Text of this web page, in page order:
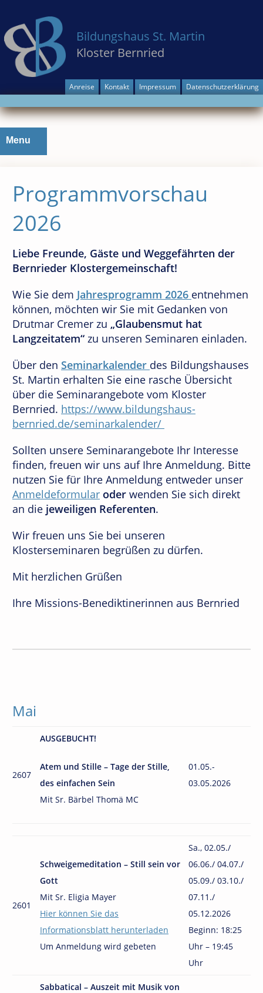
Bildungshaus St. Martin
Kloster Bernried
Anreise Kontakt Impressum Datenschutzerklärung
Menu
Programmvorschau
2026
Liebe Freunde, Gäste und Weggefährten der
Bernrieder Klostergemeinschaft!
Wie Sie dem Jahresprogramm 2026 entnehmen
können, möchten wir Sie mit Gedanken von
Drutmar Cremer zu „Glaubensmut hat
Langzeitatem“ zu unseren Seminaren einladen.
Über den Seminarkalender des Bildungshauses
St. Martin erhalten Sie eine rasche Übersicht
über die Seminarangebote vom Kloster
Bernried. https://www.bildungshaus-
bernried.de/seminarkalender/
Sollten unsere Seminarangebote Ihr Interesse
finden, freuen wir uns auf Ihre Anmeldung. Bitte
nutzen Sie für Ihre Anmeldung entweder unser
Anmeldeformular oder wenden Sie sich direkt
an die jeweiligen Referenten.
Wir freuen uns Sie bei unseren
Klosterseminaren begrüßen zu dürfen.
Mit herzlichen Grüßen
Ihre Missions-Benediktinerinnen aus Bernried
Mai
2607
AUSGEBUCHT!
Atem und Stille – Tage der Stille,
des einfachen Sein
Mit Sr. Bärbel Thomä MC
01.05.-
03.05.2026
2601
Schweigemeditation – Still sein vor
Gott
Mit Sr. Eligia Mayer
Hier können Sie das
Informationsblatt herunterladen
Um Anmeldung wird gebeten
Sa., 02.05./
06.06./ 04.07./
05.09./ 03.10./
07.11./
05.12.2026
Beginn: 18:25
Uhr – 19:45
Uhr
Sabbatical – Auszeit mit Musik von